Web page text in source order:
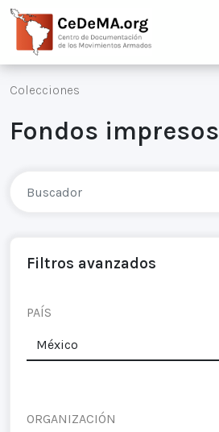
Colecciones
Fondos impresos
Filtros avanzados
PAÍS
ORGANIZACIÓN